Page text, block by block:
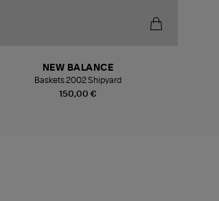
150,00 €
NEW BALANCE
Baskets 2002 Shipyard